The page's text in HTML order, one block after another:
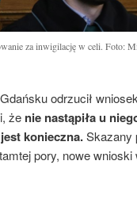
za inwigilację w celi. Foto:
odrzucił wniosek
że nie nastąpiła u
konieczna.Skazany
pory, nowe wnioski